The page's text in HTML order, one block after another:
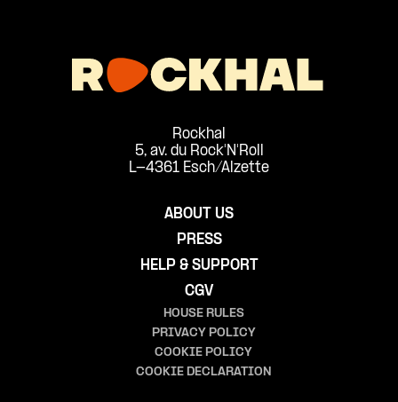
Rockhal
5, av. du Rock'N'Roll
L-4361 Esch/Alzette
ABOUT US
PRESS
HELP & SUPPORT
CGV
HOUSE RULES
PRIVACY POLICY
COOKIE POLICY
COOKIE DECLARATION